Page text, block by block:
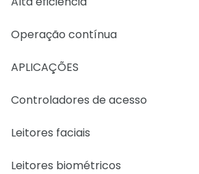
Operação contínua
APLICAÇÕES
Controladores de acesso
Leitores faciais
Leitores biométricos